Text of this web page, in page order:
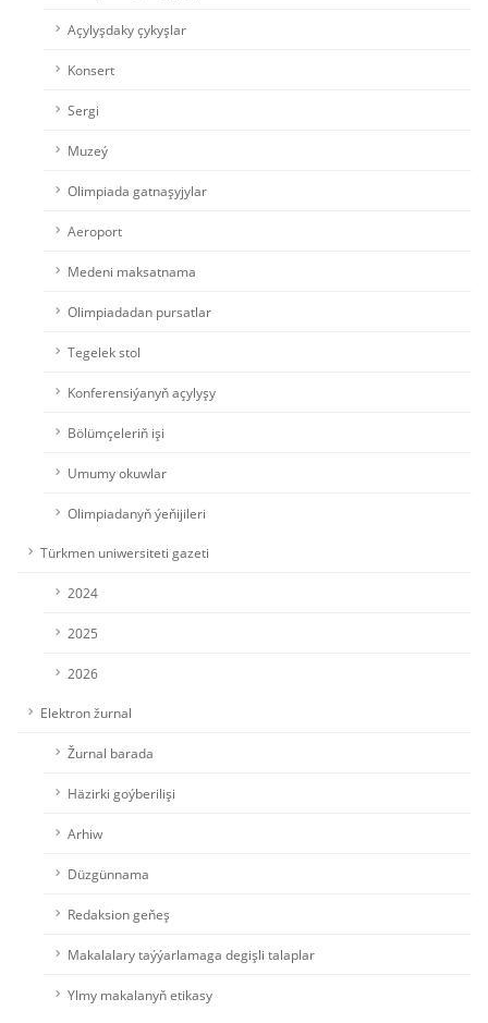
Açylyşdaky çykyşlar
Konsert
Sergi
Muzeý
Olimpiada gatnaşyjylar
Aeroport
Medeni maksatnama
Olimpiadadan pursatlar
Tegelek stol
Konferensiýanyň açylyşy
Bölümçeleriň işi
Umumy okuwlar
Olimpiadanyň ýeňijileri
Türkmen uniwersiteti gazeti
2024
2025
2026
Elektron žurnal
Žurnal barada
Häzirki goýberilişi
Arhiw
Düzgünnama
Redaksion geňeş
Makalalary taýýarlamaga degişli talaplar
Ylmy makalanyň etikasy